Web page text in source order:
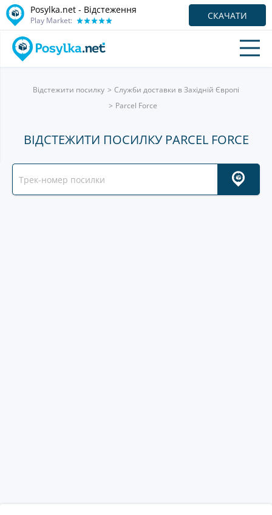
Posylka.net - Відстеження
Play Market: СКАЧАТИ
Відстежити посилку
Служби доставки в Західній Європі
Parcel Force
ВІДСТЕЖИТИ ПОСИЛКУ PARCEL FORCE